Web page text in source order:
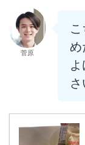
菅原
め
さ